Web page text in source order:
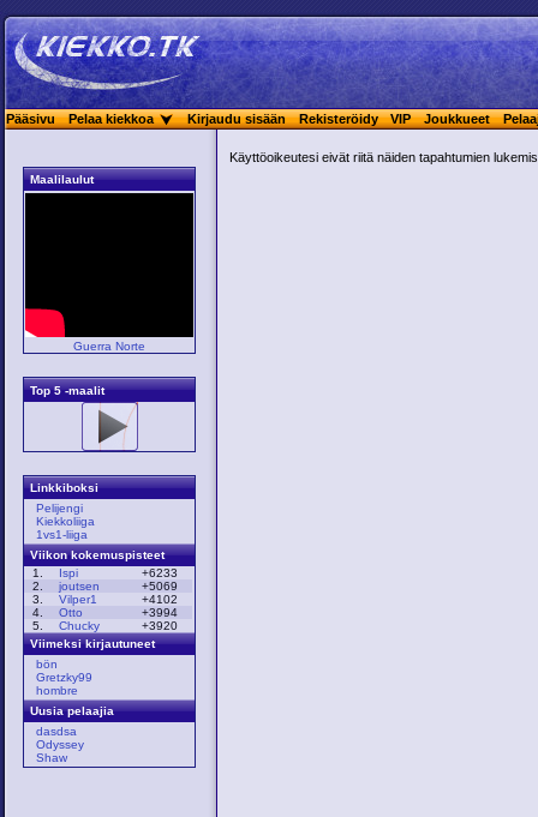
Pääsivu Pelaa kiekkoa Kirjaudu sisään Rekisteröidy VIP Joukkueet
Maalilaulut
Guerra Norte
Top 5 -maalit
Linkkiboksi
Pelijengi
Kiekkoliiga
1vs1-liiga
Viikon kokemuspisteet
1.
Ispi
+6233
2.
joutsen
+5069
3.
Vilper1
+4102
4.
Otto
+3994
5.
Chucky
+3920
Viimeksi kirjautuneet
bön
Gretzky99
hombre
Uusia pelaajia
dasdsa
Odyssey
Shaw
Käyttöoikeutesi eivät riitä näiden tapahtumien